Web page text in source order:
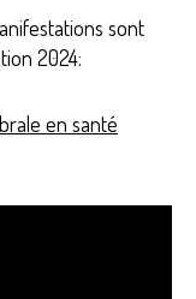
sont
2024:
en santé